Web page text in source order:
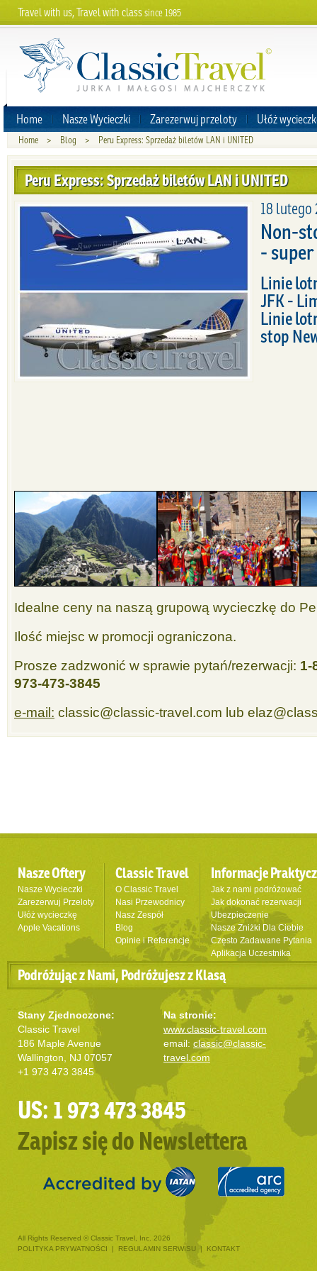
Travel with us, Travel with classsince 1985
Home Nasze Wycieczki Zarezerwuj przeloty Ułóż
Home > Blog > Peru Express: Sprzedaż biletów LAN i UNITED
Peru Express: Sprzedaż biletów LAN i UNITED
18 lutego
Non-
-
Linie
JFK -
Linie
stop
Idealne ceny na naszą grupową wycieczkę do
Ilość miejsc w promocji ograniczona.
Prosze zadzwonić w sprawie pytań/rezerwacji: 1-
973-473-3845
e-mail: classic@classic-travel.com lub
Nasze Oftery
Nasze Wycieczki
Zarezerwuj Przeloty
Ułóż wycieczkę
Apple Vacations
Classic Travel
O Classic Travel
Nasi Przewodnicy
Nasz Zespół
Blog
Opinie i Referencje
Informacje
Jak z nami podróżować
Jak dokonać rezerwacji
Ubezpieczenie
Nasze Zniżki Dla Ciebie
Często Zadawane Pytania
Aplikacja Uczestnika
Podróżując z Nami, Podróżujesz z Klasą
Stany Zjednoczone:
Classic Travel
186 Maple Avenue
Wallington, NJ 07057
+1 973 473 3845
Na stronie:
www.classic-travel.com
email: classic@classic-
travel.com
US: 1 973 473 3845
Zapisz się do Newslettera
All Rights Reserved © Classic Travel, Inc. 2026
POLITYKA PRYWATNOŚCI
| REGULAMIN SERWISU | KONTAKT